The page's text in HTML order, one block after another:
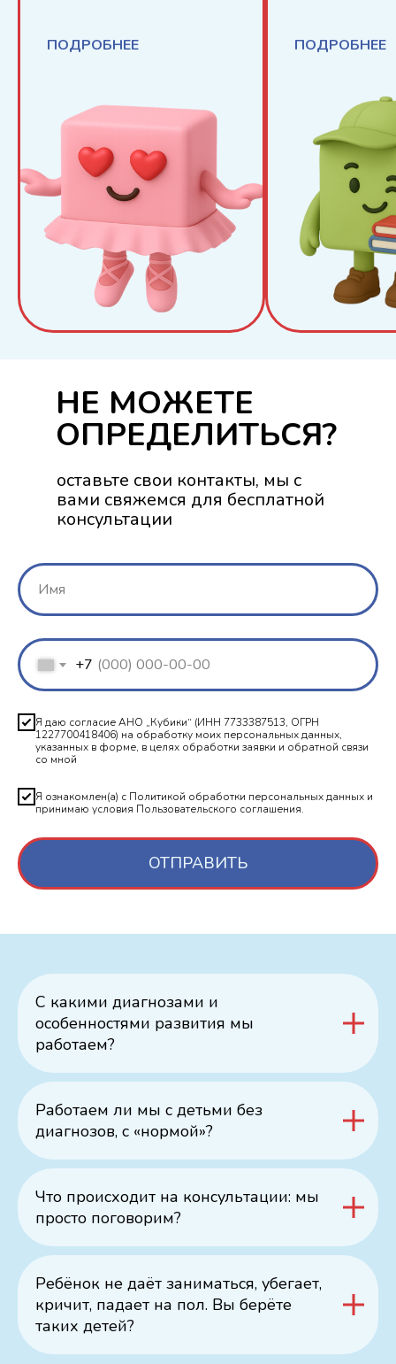
ПОДРОБНЕЕ ПОДРОБНЕЕ
НЕ МОЖЕТЕ
ОПРЕДЕЛИТЬСЯ?
оставьте свои контакты, мы с
вами свяжемся для бесплатной
консультации
+7
Я даю согласие АНО „Кубики“ (ИНН 7733387513, ОГРН
1227700418406) на обработку моих персональных данных,
указанных в форме, в целях обработки заявки и обратной связи
со мной
Я ознакомлен(а) с Политикой обработки персональных данных и
принимаю условия Пользовательского соглашения.
ОТПРАВИТЬ
С какими диагнозами и
особенностями развития мы
работаем?
Работаем ли мы с детьми без
диагнозов, с «нормой»?
Что происходит на консультации: мы
просто поговорим?
Ребёнок не даёт заниматься, убегает,
кричит, падает на пол. Вы берёте
таких детей?